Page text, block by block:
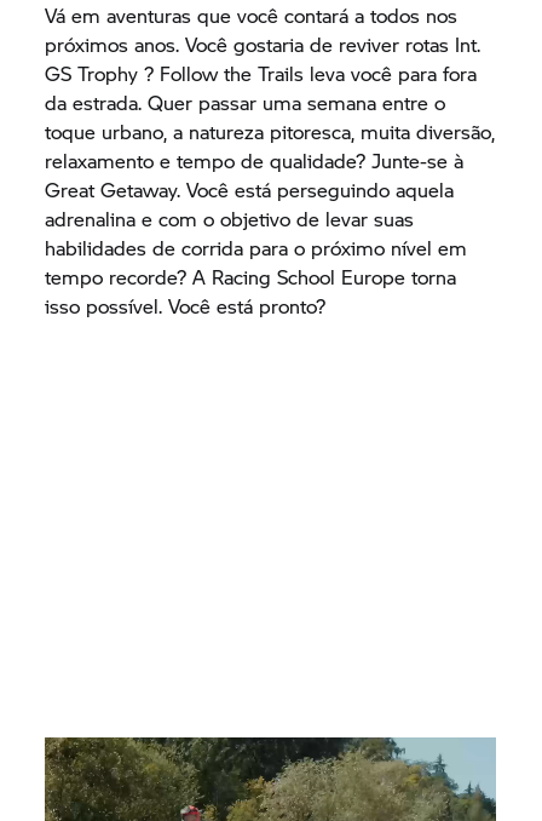
Vá em aventuras que você contará a todos nos
próximos anos. Você gostaria de reviver rotas Int.
GS Trophy ? Follow the Trails leva você para fora
da estrada. Quer passar uma semana entre o
toque urbano, a natureza pitoresca, muita diversão,
relaxamento e tempo de qualidade? Junte-se à
Great Getaway. Você está perseguindo aquela
adrenalina e com o objetivo de levar suas
habilidades de corrida para o próximo nível em
tempo recorde? A Racing School Europe torna
isso possível. Você está pronto?